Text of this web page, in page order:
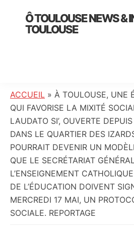
primary
Ô TOULOUSE NEWS &
TOULOUSE
:
info
locale,
société,
culture,
politique,
météo,
faits
divers
et
ACCUEIL » À TOULOUSE, UNE
QUI FAVORISE LA MIXITÉ
LAUDATO SI’, OUVERTE
DANS LE QUARTIER DES
POURRAIT DEVENIR UN
QUE LE SECRÉTARIAT
L’ENSEIGNEMENT
DE L’ÉDUCATION DOIVENT
MERCREDI 17 MAI, UN
SOCIALE. REPORTAGE